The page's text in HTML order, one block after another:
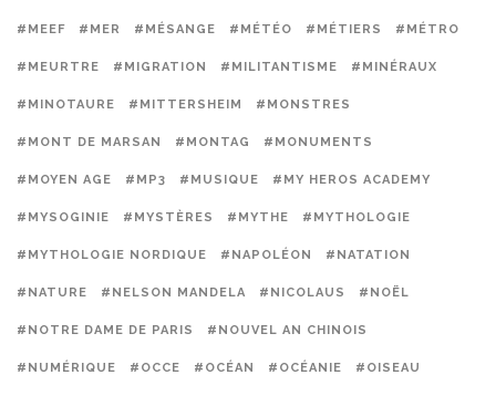
#MEEF #MER #MÉSANGE #MÉTÉO #MÉTIERS #MÉTRO
#MEURTRE #MIGRATION #MILITANTISME #MINÉRAUX
#MINOTAURE #MITTERSHEIM #MONSTRES
#MONT DE MARSAN #MONTAG #MONUMENTS
#MOYEN AGE #MP3 #MUSIQUE #MY HEROS ACADEMY
#MYSOGINIE #MYSTÈRES #MYTHE #MYTHOLOGIE
#MYTHOLOGIE NORDIQUE #NAPOLÉON #NATATION
#NATURE #NELSON MANDELA #NICOLAUS #NOËL
#NOTRE DAME DE PARIS #NOUVEL AN CHINOIS
#NUMÉRIQUE #OCCE #OCÉAN #OCÉANIE #OISEAU